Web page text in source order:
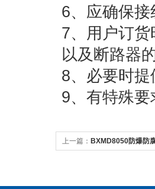
6、应确保
7、用户订
以及断路器
8、必要时
9、有特殊
上一篇： BXMD8050防爆防